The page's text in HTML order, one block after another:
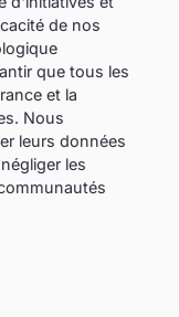
de nos
que tous les
et la
Nous
leurs données
les